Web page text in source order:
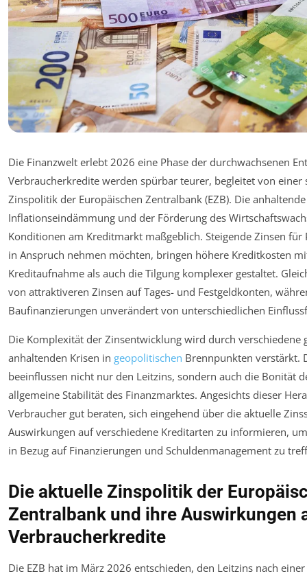
Die Finanzwelt erlebt 2026 eine Phase der durchwachsenen
Verbraucherkredite werden spürbar teurer, begleitet von einer
Zinspolitik der Europäischen Zentralbank (EZB). Die
Inflationseindämmung und der Förderung des
Konditionen am Kreditmarkt maßgeblich. Steigende Zinsen
in Anspruch nehmen möchten, bringen höhere Kreditkosten
Kreditaufnahme als auch die Tilgung komplexer gestaltet.
von attraktiveren Zinsen auf Tages- und Festgeldkonten,
Baufinanzierungen unverändert von unterschiedlichen
Die Komplexität der Zinsentwicklung wird durch verschiedene
anhaltenden Krisen in geopolitischen Brennpunkten verstärkt.
beeinflussen nicht nur den Leitzins, sondern auch die Bonität
allgemeine Stabilität des Finanzmarktes. Angesichts dieser
Verbraucher gut beraten, sich eingehend über die aktuelle
Auswirkungen auf verschiedene Kreditarten zu informieren,
in Bezug auf Finanzierungen und Schuldenmanagement zu
Die aktuelle Zinspolitik der
Zentralbank und ihre Auswirkungen
Verbraucherkredite
Die EZB hat im März 2026 entschieden, den Leitzins nach